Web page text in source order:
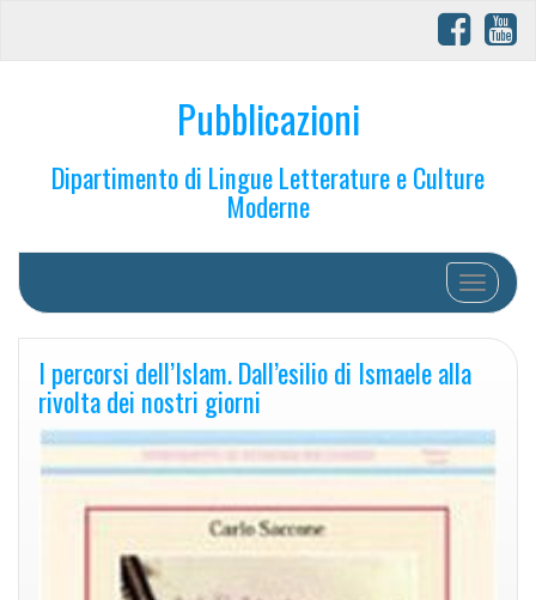
Pubblicazioni
Dipartimento di Lingue Letterature e Culture
Moderne
Toggle
I percorsi dell’Islam. Dall’esilio di Ismaele alla
rivolta dei nostri giorni